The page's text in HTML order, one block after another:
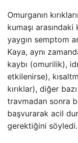
Omurganın
kumaşı
yaygın semptom
Kaya, aynı
kaybı (omurilik),
etkilenirse),
kırıklar), diğer
travmadan sonra
başvurarak acil
gerektiğini söyledi.